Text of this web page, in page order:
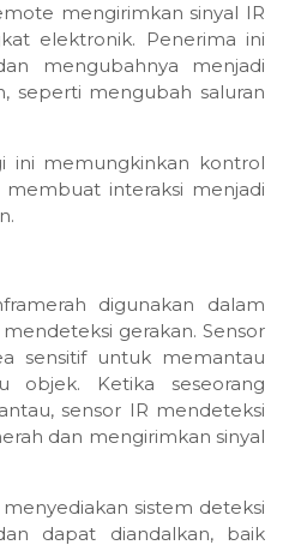
mengirimkan sinyal IR
elektronik. Penerima ini
mengubahnya menjadi
seperti mengubah saluran
ini memungkinkan kontrol
interaksi menjadi
digunakan dalam
gerakan. Sensor
sensitif untuk memantau
objek. Ketika seseorang
sensor IR mendeteksi
dan mengirimkan sinyal
sistem deteksi
dapat diandalkan, baik